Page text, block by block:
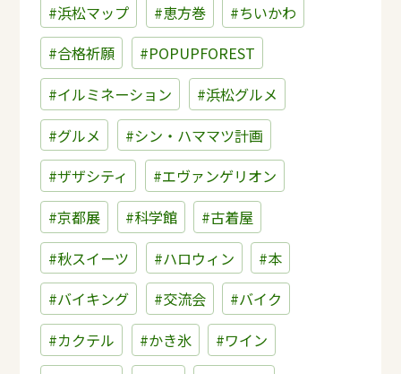
#浜松マップ
#恵方巻
#ちいかわ
#合格祈願
#POPUPFOREST
#イルミネーション
#浜松グルメ
#グルメ
#シン・ハママツ計画
#ザザシティ
#エヴァンゲリオン
#京都展
#科学館
#古着屋
#秋スイーツ
#ハロウィン
#本
#バイキング
#交流会
#バイク
#カクテル
#かき氷
#ワイン